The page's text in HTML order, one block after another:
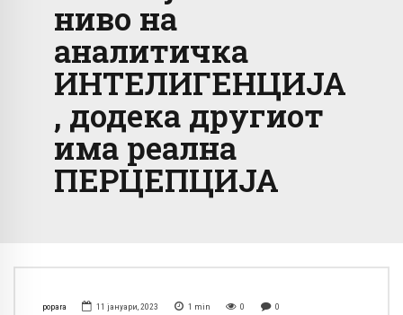
ниво на
аналитичка
ИНТЕЛИГЕНЦИЈА
, додека другиот
има реална
ПЕРЦЕПЦИЈА
popara 11 јануари, 2023 1 min 0 0